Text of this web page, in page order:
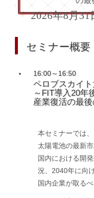
2026年8月31
セミナー概要
16:00～16:50
ペロブスカイ
～FIT導入20年
産業復活の最
本セミナーでは
太陽電池の最新
国内における開
況、2040年に向
国内企業が取る